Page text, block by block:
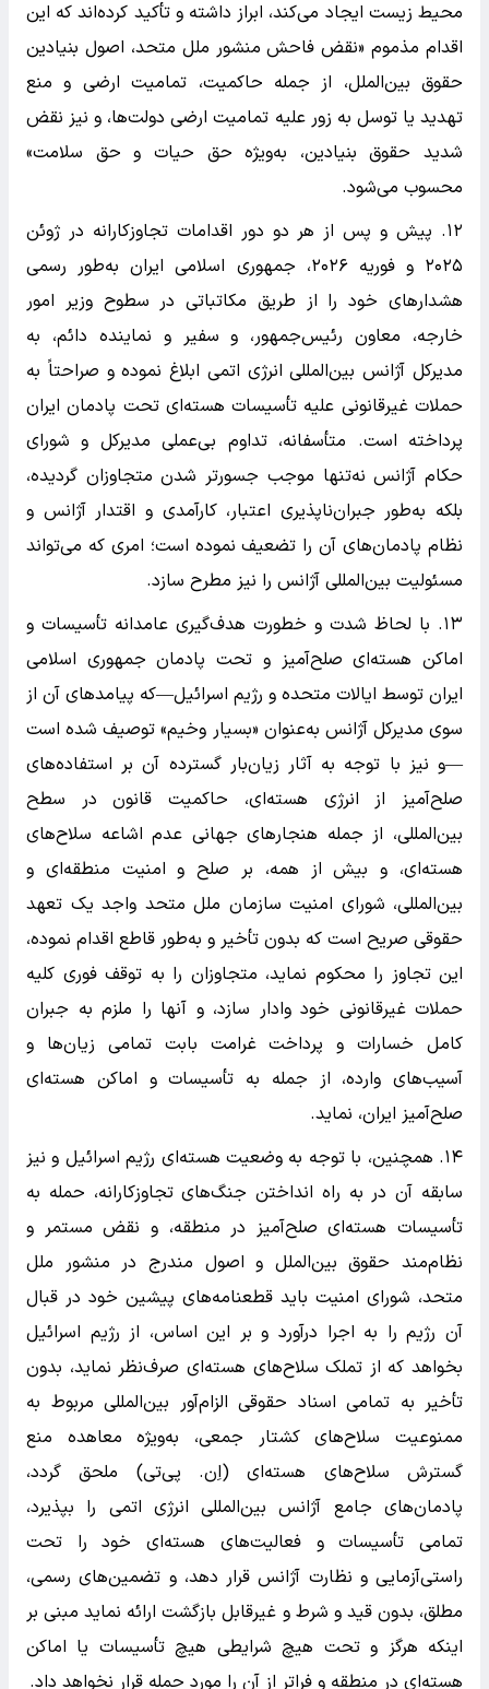
محیط زیست ایجاد می‌کند، ابراز داشته و تأکید کرده‌اند که این
اقدام مذموم «نقض فاحش منشور ملل متحد، اصول بنیادین
حقوق بین‌الملل، از جمله حاکمیت، تمامیت ارضی و منع
تهدید یا توسل به زور علیه تمامیت ارضی دولت‌ها، و نیز نقض
شدید حقوق بنیادین، به‌ویژه حق حیات و حق سلامت»
محسوب می‌شود.
۱۲. پیش و پس از هر دو دور اقدامات تجاوزکارانه در ژوئن
۲۰۲۵ و فوریه ۲۰۲۶، جمهوری اسلامی ایران به‌طور رسمی
هشدار‌های خود را از طریق مکاتباتی در سطوح وزیر امور
خارجه، معاون رئیس‌جمهور، و سفیر و نماینده دائم، به
مدیرکل آژانس بین‌المللی انرژی اتمی ابلاغ نموده و صراحتاً به
حملات غیرقانونی علیه تأسیسات هسته‌ای تحت پادمان ایران
پرداخته است. متأسفانه، تداوم بی‌عملی مدیرکل و شورای
حکام آژانس نه‌تنها موجب جسورتر شدن متجاوزان گردیده،
بلکه به‌طور جبران‌ناپذیری اعتبار، کارآمدی و اقتدار آژانس و
نظام پادمان‌های آن را تضعیف نموده است؛ امری که می‌تواند
مسئولیت بین‌المللی آژانس را نیز مطرح سازد.
۱۳. با لحاظ شدت و خطورت هدف‌گیری عامدانه تأسیسات و
اماکن هسته‌ای صلح‌آمیز و تحت پادمان جمهوری اسلامی
ایران توسط ایالات متحده و رژیم اسرائیل—که پیامد‌های آن از
سوی مدیرکل آژانس به‌عنوان «بسیار وخیم» توصیف شده است
—و نیز با توجه به آثار زیان‌بار گسترده آن بر استفاده‌های
صلح‌آمیز از انرژی هسته‌ای، حاکمیت قانون در سطح
بین‌المللی، از جمله هنجار‌های جهانی عدم اشاعه سلاح‌های
هسته‌ای، و بیش از همه، بر صلح و امنیت منطقه‌ای و
بین‌المللی، شورای امنیت سازمان ملل متحد واجد یک تعهد
حقوقی صریح است که بدون تأخیر و به‌طور قاطع اقدام نموده،
این تجاوز را محکوم نماید، متجاوزان را به توقف فوری کلیه
حملات غیرقانونی خود وادار سازد، و آنها را ملزم به جبران
کامل خسارات و پرداخت غرامت بابت تمامی زیان‌ها و
آسیب‌های وارده، از جمله به تأسیسات و اماکن هسته‌ای
صلح‌آمیز ایران، نماید.
۱۴. همچنین، با توجه به وضعیت هسته‌ای رژیم اسرائیل و نیز
سابقه آن در به راه انداختن جنگ‌های تجاوزکارانه، حمله به
تأسیسات هسته‌ای صلح‌آمیز در منطقه، و نقض مستمر و
نظام‌مند حقوق بین‌الملل و اصول مندرج در منشور ملل
متحد، شورای امنیت باید قطعنامه‌های پیشین خود در قبال
آن رژیم را به اجرا درآورد و بر این اساس، از رژیم اسرائیل
بخواهد که از تملک سلاح‌های هسته‌ای صرف‌نظر نماید، بدون
تأخیر به تمامی اسناد حقوقی الزام‌آور بین‌المللی مربوط به
ممنوعیت سلاح‌های کشتار جمعی، به‌ویژه معاهده منع
گسترش سلاح‌های هسته‌ای (اِن. پی‌تی) ملحق گردد،
پادمان‌های جامع آژانس بین‌المللی انرژی اتمی را بپذیرد،
تمامی تأسیسات و فعالیت‌های هسته‌ای خود را تحت
راستی‌آزمایی و نظارت آژانس قرار دهد، و تضمین‌های رسمی،
مطلق، بدون قید و شرط و غیرقابل بازگشت ارائه نماید مبنی بر
اینکه هرگز و تحت هیچ شرایطی هیچ تأسیسات یا اماکن
هسته‌ای در منطقه و فراتر از آن را مورد حمله قرار نخواهد داد.